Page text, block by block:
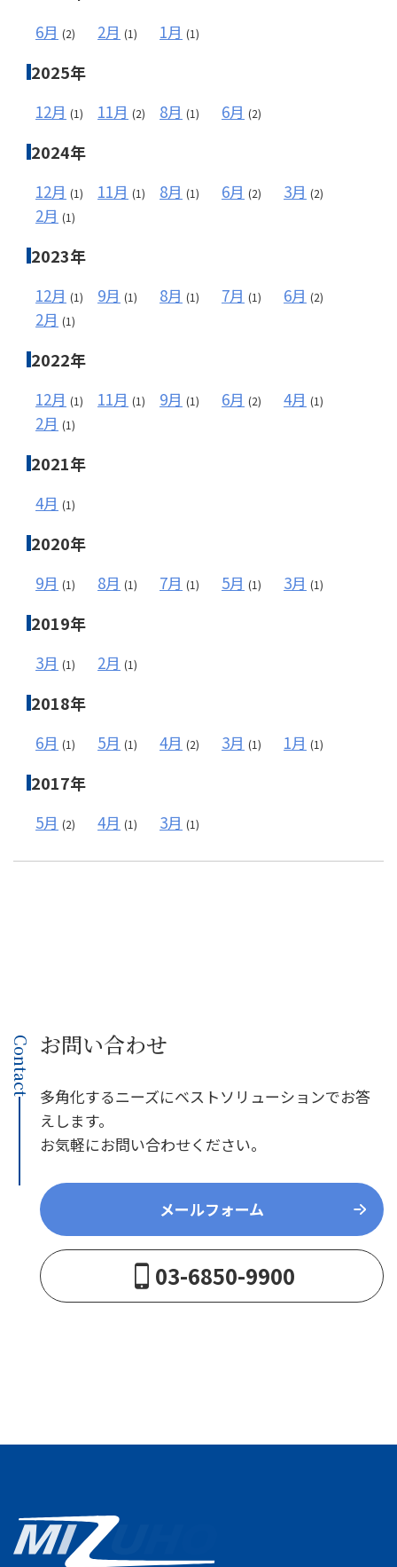
6月 (2) 2月 (1) 1月 (1)
2025年
12月 (1) 11月 (2) 8月 (1) 6月 (2)
2024年
12月 (1) 11月 (1) 8月 (1) 6月 (2) 3月 (2)
2月 (1)
2023年
12月 (1) 9月 (1) 8月 (1) 7月 (1) 6月 (2)
2月 (1)
2022年
12月 (1) 11月 (1) 9月 (1) 6月 (2) 4月 (1)
2月 (1)
2021年
4月 (1)
2020年
9月 (1) 8月 (1) 7月 (1) 5月 (1) 3月 (1)
2019年
3月 (1) 2月 (1)
2018年
6月 (1) 5月 (1) 4月 (2) 3月 (1) 1月 (1)
2017年
5月 (2) 4月 (1) 3月 (1)
お問い合わせ
Contact
多角化するニーズにベストソリューションでお答
えします。
お気軽にお問い合わせください。
メールフォーム
03-6850-9900